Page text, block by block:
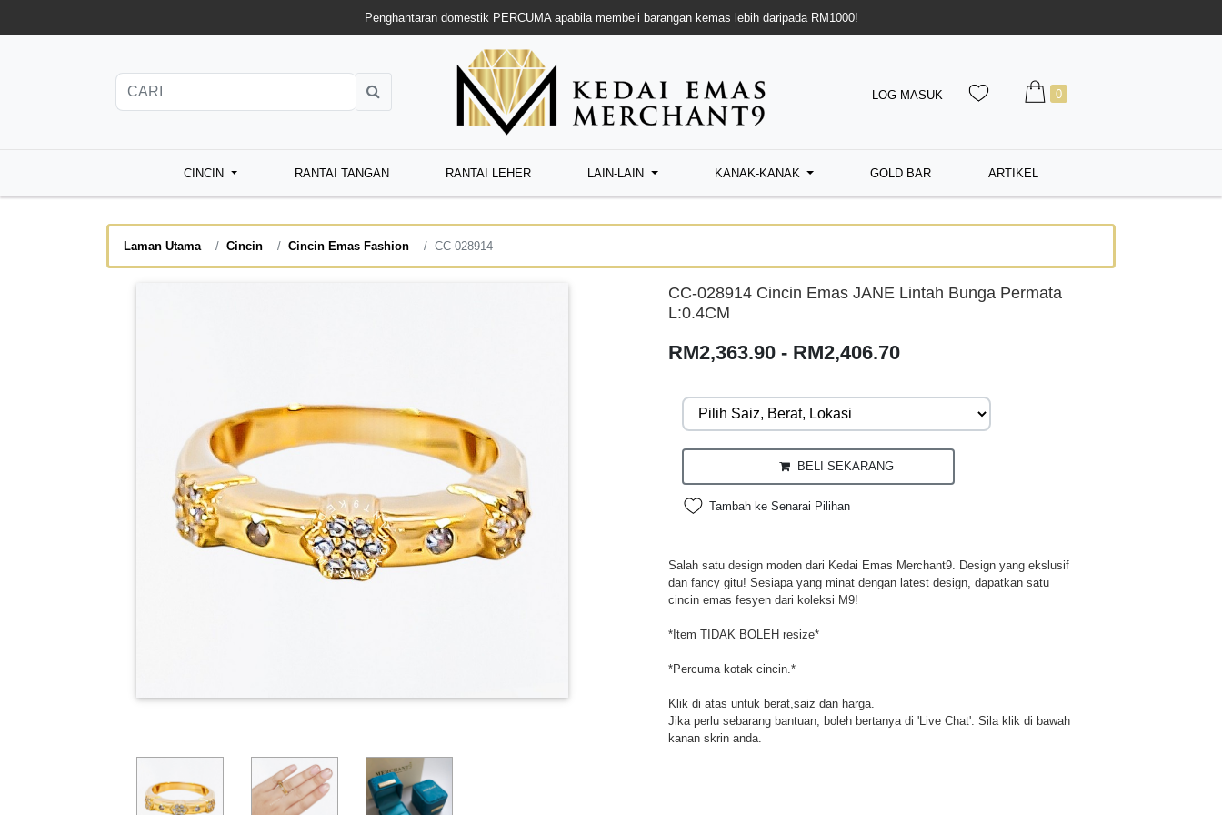
Penghantaran domestik PERCUMA apabila membeli barangan kemas lebih daripada RM1000!
LOG MASUK 0
CINCIN RANTAI TANGAN RANTAI LEHER LAIN-LAIN KANAK-KANAK GOLD BAR ARTIKEL
Laman Utama Cincin Cincin Emas Fashion CC-028914
CC-028914 Cincin Emas JANE Lintah Bunga Permata
L:0.4CM
RM2,363.90 - RM2,406.70
BELI SEKARANG
Tambah ke Senarai Pilihan
Salah satu design moden dari Kedai Emas Merchant9. Design yang ekslusif
dan fancy gitu! Sesiapa yang minat dengan latest design, dapatkan satu
cincin emas fesyen dari koleksi M9!
*Item TIDAK BOLEH resize*
*Percuma kotak cincin.*
Klik di atas untuk berat,saiz dan harga.
Jika perlu sebarang bantuan, boleh bertanya di 'Live Chat'. Sila klik di bawah
kanan skrin anda.